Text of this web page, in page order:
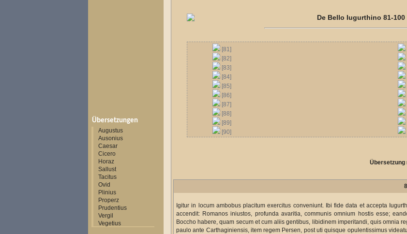
Übersetzungen
Augustus
Ausonius
Caesar
Cicero
Horaz
Sallust
Tacitus
Ovid
Plinius
Properz
Prudentius
Vergil
Vegetius
De Bello Iugurthino 81-100
[81]
[82]
[83]
[84]
[85]
[86]
[87]
[88]
[89]
[90]
Übersetzung
Igitur in locum ambobus placitum exercitus conveniunt. Ibi fide data et accepta
accendit: Romanos iniustos, profunda avaritia, communis omnium hostis esse;
Boccho habere, quam secum et cum aliis gentibus, libidinem imperitandi, quis omnia
paulo ante Carthaginiensis, item regem Persen, post uti quisque opulentissimus